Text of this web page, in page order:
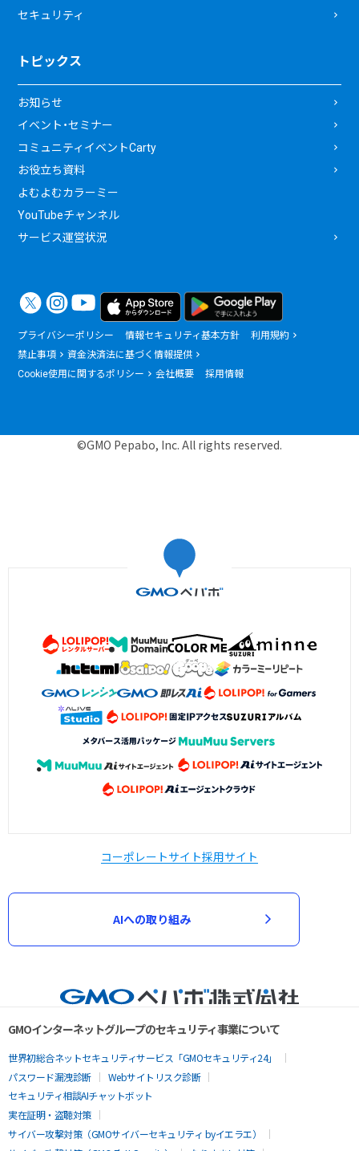
セキュリティ
トピックス
お知らせ
イベント・セミナー
コミュニティイベントCarty
お役立ち資料
よむよむカラーミー
YouTubeチャンネル
サービス運営状況
プライバシーポリシー 情報セキュリティ基本方針
利用規約
禁止事項
資金決済法に基づく情報提供
Cookie使用に関するポリシー
会社概要 採用情報
©GMO Pepabo, Inc. All rights reserved.
コーポレートサイト採用サイト
AIへの取り組み
GMOインターネットグループのセキュリティ事業について
世界初総合ネットセキュリティサービス「GMOセキュリティ24」
パスワード漏洩診断
Webサイトリスク診断
セキュリティ相談AIチャットボット
実在証明・盗聴対策
サイバー攻撃対策（GMOサイバーセキュリティ byイエラエ）